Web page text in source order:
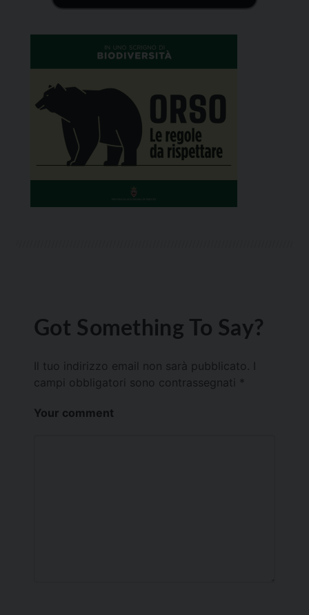
Got Something To Say?
Il tuo indirizzo email non sarà pubblicato.
campi obbligatori sono contrassegnati *
Your comment